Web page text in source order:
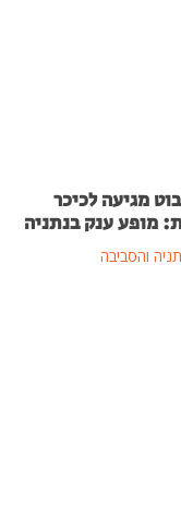
מגיעה לכיכר
מופע ענק בנתניה
והסביבה